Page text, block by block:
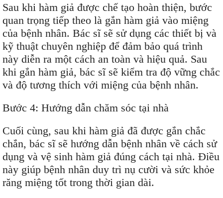
Sau khi hàm giả được chế tạo hoàn thiện, bước
quan trọng tiếp theo là gắn hàm giả vào miệng
của bệnh nhân. Bác sĩ sẽ sử dụng các thiết bị và
kỹ thuật chuyên nghiệp để đảm bảo quá trình
này diễn ra một cách an toàn và hiệu quả. Sau
khi gắn hàm giả, bác sĩ sẽ kiểm tra độ vững chắc
và độ tương thích với miệng của bệnh nhân.
Bước 4: Hướng dẫn chăm sóc tại nhà
Cuối cùng, sau khi hàm giả đã được gắn chắc
chắn, bác sĩ sẽ hướng dẫn bệnh nhân về cách sử
dụng và vệ sinh hàm giả đúng cách tại nhà. Điều
này giúp bệnh nhân duy trì nụ cười và sức khỏe
răng miệng tốt trong thời gian dài.